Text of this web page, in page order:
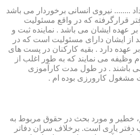
از تعداد ........ نیروی انسانی برخوردار می باشد
قرارگرفته که در واقع مسئولیت
بر عهده ایشان می باشد . نماینده ثبت و
از ایشان دارای مسئولیت است که در
عهده دارد . بقیه کارکنان در پست های
وظیفه می نمایند که به طور اغلب از
باشند . در طول مدت کارآموزی
مشغول کارورزی بوده ام .
خطیر و مورد بحث در حقوق مربوط به
دفتر یاری است. برخلاف سران دفاتر